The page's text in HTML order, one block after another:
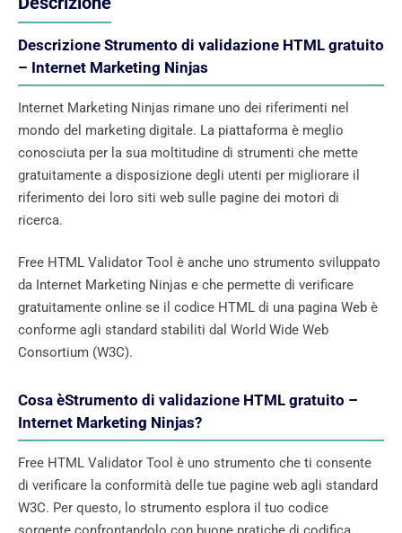
Descrizione Strumento di validazione HTML gratuito
– Internet Marketing Ninjas
Internet Marketing Ninjas rimane uno dei riferimenti nel
mondo del marketing digitale. La piattaforma è meglio
conosciuta per la sua moltitudine di strumenti che mette
gratuitamente a disposizione degli utenti per migliorare il
riferimento dei loro siti web sulle pagine dei motori di
ricerca.
Free HTML Validator Tool è anche uno strumento sviluppato
da Internet Marketing Ninjas e che permette di verificare
gratuitamente online se il codice HTML di una pagina Web è
conforme agli standard stabiliti dal World Wide Web
Consortium (W3C).
Cosa èStrumento di validazione HTML gratuito –
Internet Marketing Ninjas?
Free HTML Validator Tool è uno strumento che ti consente
di verificare la conformità delle tue pagine web agli standard
W3C. Per questo, lo strumento esplora il tuo codice